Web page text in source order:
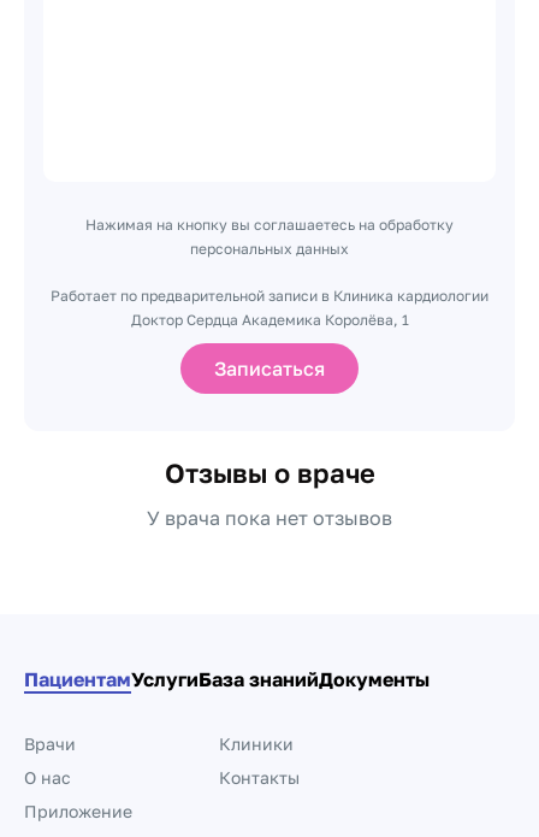
Нажимая на кнопку вы соглашаетесь на обработку
персональных данных
Работает по предварительной записи в Клиника кардиологии
Доктор Сердца Академика Королёва, 1
Записаться
Отзывы о враче
У врача пока нет отзывов
ПациентамУслугиБаза знанийДокументы
Врачи
Клиники
О нас
Контакты
Приложение